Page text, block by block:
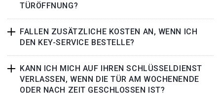
TÜRÖFFNUNG?
FALLEN ZUSÄTZLICHE KOSTEN AN, WENN ICH
DEN KEY-SERVICE BESTELLE?
KANN ICH MICH AUF IHREN SCHLÜSSELDIENST
VERLASSEN, WENN DIE TÜR AM WOCHENENDE
ODER NACH ZEIT GESCHLOSSEN IST?